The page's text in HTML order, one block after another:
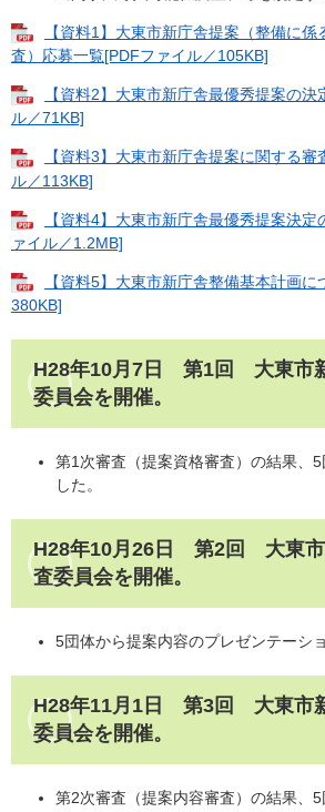
【資料1】大東市新庁舎提案（整備に係
査）応募一覧[PDFファイル／105KB]
【資料2】大東市新庁舎最優秀提案の
ル／71KB]
【資料3】大東市新庁舎提案に関する
ル／113KB]
【資料4】大東市新庁舎最優秀提案決
ァイル／1.2MB]
【資料5】大東市新庁舎整備基本計画
380KB]
H28年10月7日 第1回 大東市
委員会を開催。
第1次審査（提案資格審査）の結果、
した。
H28年10月26日 第2回 大東市
査委員会を開催。
5団体から提案内容のプレゼンテーシ
H28年11月1日 第3回 大東市
委員会を開催。
第2次審査（提案内容審査）の結果、